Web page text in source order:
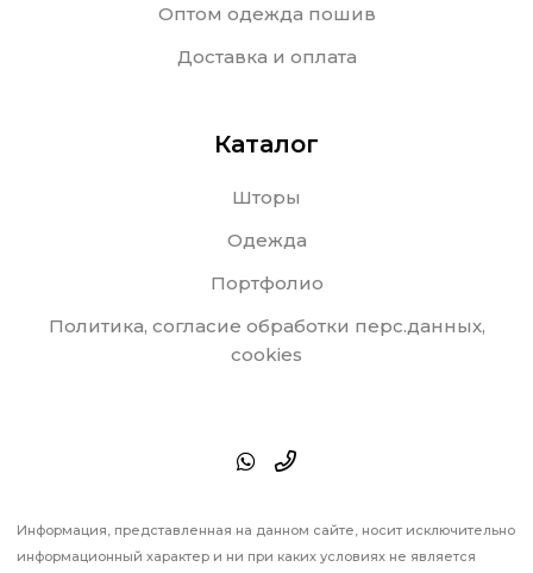
Оптом одежда пошив
Доставка и оплата
Каталог
Шторы
Одежда
Портфолио
Политика, согласие обработки перс.данных,
cookies
Информация, представленная на данном сайте, носит исключительно
информационный характер и ни при каких условиях не является